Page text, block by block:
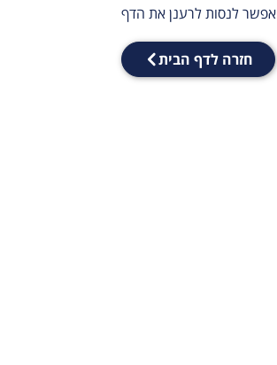
אפשר לנסות לרענן את הדף
חזרה לדף הבית